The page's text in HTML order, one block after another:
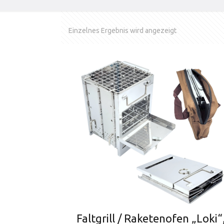
Einzelnes Ergebnis wird angezeigt
Faltgrill / Raketenofen